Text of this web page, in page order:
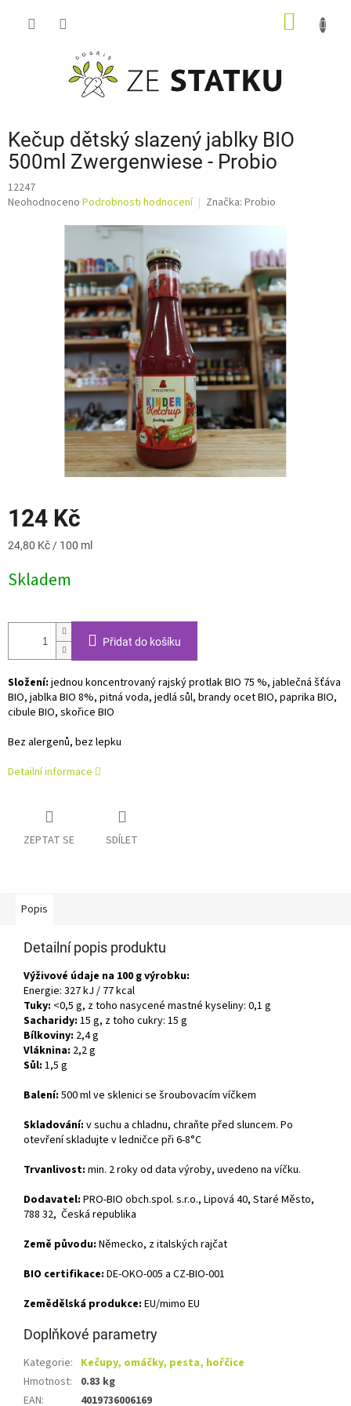
Kečup dětský slazený jablky BIO
500ml Zwergenwiese - Probio
12247
Průměrné
Neohodnoceno Podrobnosti hodnocení Značka: Probio
124 Kč
Měrná
24,80 Kč / 100 ml
Skladem
Přidat do košíku
Složení: jednou koncentrovaný rajský protlak BIO 75 %, jablečná šťáva
BIO, jablka BIO 8%, pitná voda, jedlá sůl, brandy ocet BIO, paprika BIO,
cibule BIO, skořice BIO
Bez alergenů, bez lepku
Detailní informace
ZEPTAT SE SDÍLET
Popis
Detailní popis produktu
Výživové údaje na 100 g výrobku:
Energie: 327 kJ / 77 kcal
Tuky: <0,5 g, z toho nasycené mastné kyseliny: 0,1 g
Sacharidy: 15 g, z toho cukry: 15 g
Bílkoviny: 2,4 g
Vláknina: 2,2 g
Sůl: 1,5 g
Balení: 500 ml ve sklenici se šroubovacím víčkem
Skladování: v suchu a chladnu, chraňte před sluncem. Po
otevření skladujte v ledničce při 6-8°C
Trvanlivost: min. 2 roky od data výroby, uvedeno na víčku.
Dodavatel: PRO-BIO obch.spol. s.r.o., Lipová 40, Staré Město,
788 32, Česká republika
Země původu: Německo, z italských rajčat
BIO certifikace: DE-OKO-005 a CZ-BIO-001
Zemědělská produkce: EU/mimo EU
Doplňkové parametry
Kategorie: Kečupy, omáčky, pesta, hořčice
Hmotnost:
0.83 kg
EAN: 4019736006169